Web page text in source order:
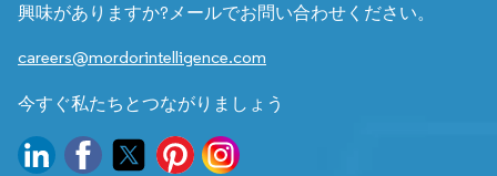
興味がありますか?メールでお問い合わせください。
careers@mordorintelligence.com
今すぐ私たちとつながりましょう